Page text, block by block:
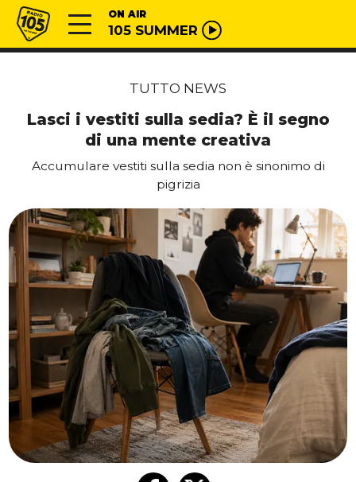
Vai al contenuto
Radio 105 ON AIR
105 SUMMER
TUTTO NEWS
Lasci i vestiti sulla sedia? È il segno
di una mente creativa
Accumulare vestiti sulla sedia non è sinonimo di
pigrizia